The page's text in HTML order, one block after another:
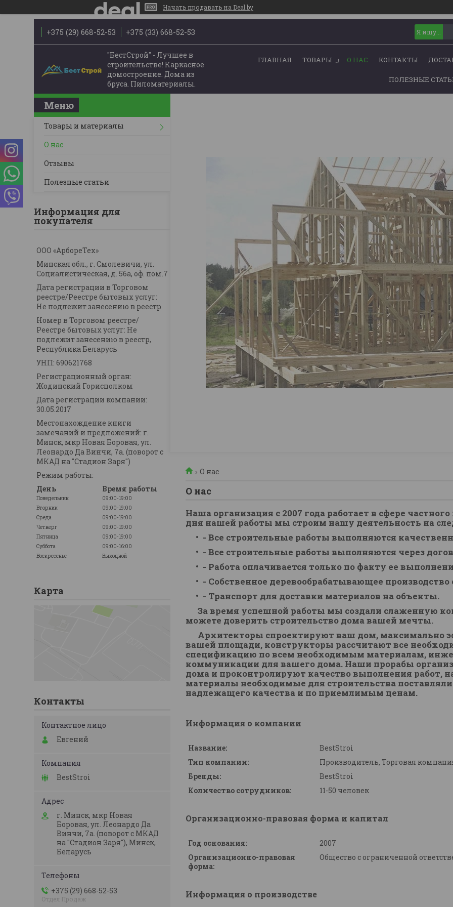
Начать продавать на Deal.by
+375 (29) 668-52-53 +375 (33) 668-52-53
"БестСтрой" - Лучшее в
строительстве! Каркасное
домостроение. Дома из
бруса. Пиломатериалы.
ГЛАВНАЯ ТОВАРЫ О НАС КОНТАКТЫ
ПОЛЕЗНЫЕ
О нас
О нас
Наша организация с 2007 года работает в сфере
дня нашей работы мы строим нашу деятельность на
- Все строительные работы выполняются
- Все строительные работы выполняются через
- Работа оплачивается только по факту ее
- Собственное деревообрабатывающее
- Транспорт для доставки материалов на объекты.
За время успешной работы мы создали слаженную
можете доверить строительство дома вашей мечты.
Архитекторы спроектируют ваш дом, максимально
вашей площади, конструкторы рассчитают все
спецификацию по всем необходимым материалам,
коммуникации для вашего дома. Наши прорабы
дома и проконтролируют качество выполнения работ,
материалы необходимые для строительства
надлежащего качества и по приемлимым ценам.
Информация о компании
Название:
BestStroi
Тип компании:
Производитель, Торговая
Бренды:
BestStroi
Количество сотрудников:
11-50 человек
Организационно-правовая форма и капитал
Год основания:
2007
Организационно-правовая
форма:
Общество с ограниченной
Информация о производстве
Товары и материалы
О нас
Отзывы
Полезные статьи
Информация для
покупателя
ООО «АрбореТех»
Минская обл., г. Смолевичи, ул.
Социалистическая, д. 56а, оф. пом.7
Дата регистрации в Торговом
реестре/Реестре бытовых услуг:
Не подлежит занесению в реестр
Номер в Торговом реестре/
Реестре бытовых услуг: Не
подлежит занесению в реестр,
Республика Беларусь
УНП: 690621768
Регистрационный орган:
Жодинский Горисполком
Дата регистрации компании:
30.05.2017
Местонахождение книги
замечаний и предложений: г.
Минск, мкр Новая Боровая, ул.
Леонардо Да Винчи, 7а. (поворот с
МКАД на "Стадион Заря")
Режим работы:
День
Время работы
Понедельник
09:00-19:00
Вторник
09:00-19:00
Среда
09:00-19:00
Четверг
09:00-19:00
Пятница
09:00-19:00
Суббота
09:00-16:00
Воскресенье
Выходной
Карта
Контакты
Евгений
BestStroi
г. Минск, мкр Новая
Боровая, ул. Леонардо Да
Винчи, 7а. (поворот с МКАД
на "Стадион Заря"), Минск,
Беларусь
+375 (29) 668-52-53
Отдел Продаж